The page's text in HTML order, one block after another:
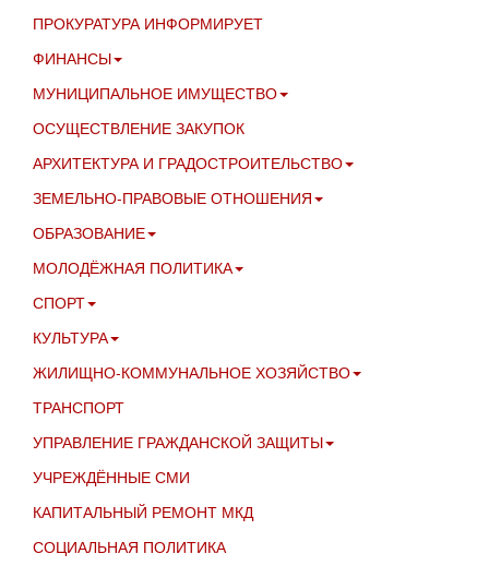
ПРОКУРАТУРА ИНФОРМИРУЕТ
ФИНАНСЫ
МУНИЦИПАЛЬНОЕ ИМУЩЕСТВО
ОСУЩЕСТВЛЕНИЕ ЗАКУПОК
АРХИТЕКТУРА И ГРАДОСТРОИТЕЛЬСТВО
ЗЕМЕЛЬНО-ПРАВОВЫЕ ОТНОШЕНИЯ
ОБРАЗОВАНИЕ
МОЛОДЁЖНАЯ ПОЛИТИКА
СПОРТ
КУЛЬТУРА
ЖИЛИЩНО-КОММУНАЛЬНОЕ ХОЗЯЙСТВО
ТРАНСПОРТ
УПРАВЛЕНИЕ ГРАЖДАНСКОЙ ЗАЩИТЫ
УЧРЕЖДЁННЫЕ СМИ
КАПИТАЛЬНЫЙ РЕМОНТ МКД
СОЦИАЛЬНАЯ ПОЛИТИКА